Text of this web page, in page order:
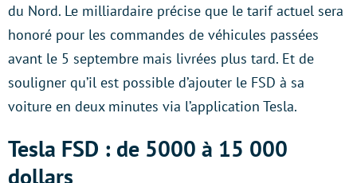
du Nord. Le milliardaire précise que le tarif actuel sera
honoré pour les commandes de véhicules passées
avant le 5 septembre mais livrées plus tard. Et de
souligner qu’il est possible d’ajouter le FSD à sa
voiture en deux minutes via l’application Tesla.
Tesla FSD : de 5000 à 15 000
dollars